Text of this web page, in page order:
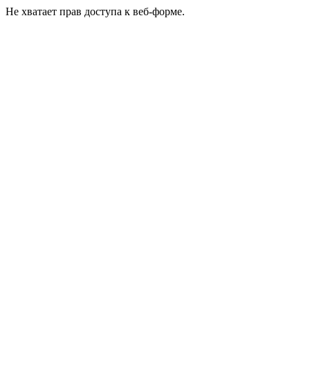
Не хватает прав доступа к веб-форме.